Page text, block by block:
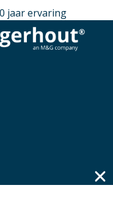
jaar ervaring
Mini-Delta